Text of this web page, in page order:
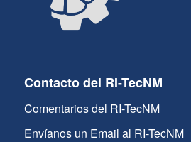
Contacto del RI-TecNM
Comentarios del RI-TecNM
Envíanos un Email al RI-TecNM